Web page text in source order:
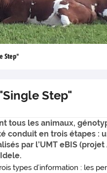
Step"
Step"
tous les animaux,
conduit en trois étapes :
par l’UMT eBIS
types d’information : les